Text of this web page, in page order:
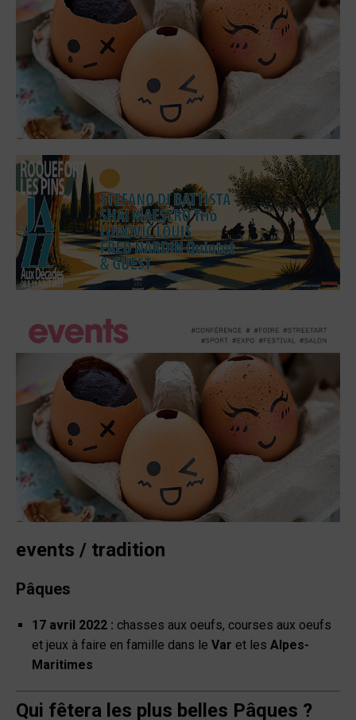
events / tradition
Pâques
17 avril 2022 : chasses aux oeufs, courses aux oeufs
et jeux à faire en famille dans le Var et les Alpes-
Maritimes
Qui fêtera les plus belles Pâques ?